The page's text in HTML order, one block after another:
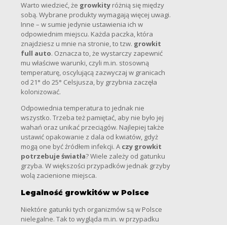
Warto wiedzieć, że growkity różnią się między
sobą. Wybrane produkty wymagają więcej uwagi.
Inne – w sumie jedynie ustawienia ich w
odpowiednim miejscu. Każda paczka, która
znajdziesz u mnie na stronie, to tzw. growkit
full auto. Oznacza to, że wystarczy zapewnić
mu właściwe warunki, czyli m.in. stosowną
temperaturę, oscylującą zazwyczaj w granicach
od 21° do 25° Celsjusza, by grzybnia zaczęła
kolonizować.
Odpowiednia temperatura to jednak nie
wszystko. Trzeba też pamiętać, aby nie było jej
wahań oraz unikać przeciągów. Najlepiej także
ustawić opakowanie z dala od kwiatów, gdyż
mogą one być źródłem infekcji. A czy growkit
potrzebuje światła? Wiele zależy od gatunku
grzyba. W większości przypadków jednak grzyby
wolą zacienione miejsca.
Legalność growkitów w Polsce
Niektóre gatunki tych organizmów są w Polsce
nielegalne. Tak to wygląda m.in. w przypadku